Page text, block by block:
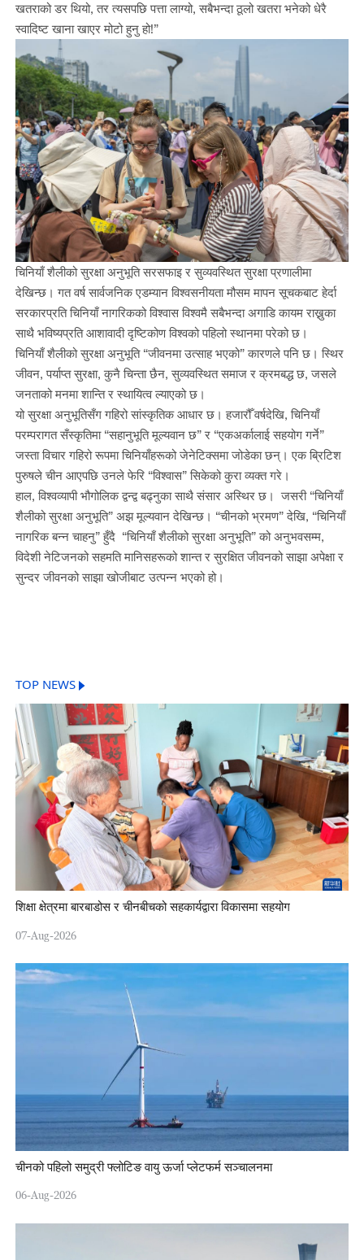
खतराको डर थियो, तर त्यसपछि पत्ता लाग्यो, सबैभन्दा ठूलो खतरा भनेको धेरै
स्वादिष्ट खाना खाएर मोटो हुनु हो!”
चिनियाँ शैलीको सुरक्षा अनुभूति सरसफाइ र सुव्यवस्थित सुरक्षा प्रणालीमा
देखिन्छ। गत वर्ष सार्वजनिक एडम्यान विश्वसनीयता मौसम मापन सूचकबाट हेर्दा
सरकारप्रति चिनियाँ नागरिकको विश्वास विश्वमै सबैभन्दा अगाडि कायम राख्नुका
साथै भविष्यप्रति आशावादी दृष्टिकोण विश्वको पहिलो स्थानमा परेको छ।
चिनियाँ शैलीको सुरक्षा अनुभूति “जीवनमा उत्साह भएको” कारणले पनि छ। स्थिर
जीवन, पर्याप्त सुरक्षा, कुनै चिन्ता छैन, सुव्यवस्थित समाज र क्रमबद्ध छ, जसले
जनताको मनमा शान्ति र स्थायित्व ल्याएको छ।
यो सुरक्षा अनुभूतिसँग गहिरो सांस्कृतिक आधार छ। हजारौँ वर्षदेखि, चिनियाँ
परम्परागत सँस्कृतिमा “सहानुभूति मूल्यवान छ” र “एकअर्कालाई सहयोग गर्ने”
जस्ता विचार गहिरो रूपमा चिनियाँहरूको जेनेटिक्समा जोडेका छन्। एक ब्रिटिश
पुरुषले चीन आएपछि उनले फेरि “विश्वास” सिकेको कुरा व्यक्त गरे।
हाल, विश्वव्यापी भौगोलिक द्वन्द्व बढ्नुका साथै संसार अस्थिर छ। जसरी “चिनियाँ
शैलीको सुरक्षा अनुभूति” अझ मूल्यवान देखिन्छ। “चीनको भ्रमण” देखि, “चिनियाँ
नागरिक बन्न चाहनु” हुँदै “चिनियाँ शैलीको सुरक्षा अनुभूति” को अनुभवसम्म,
विदेशी नेटिजनको सहमति मानिसहरूको शान्त र सुरक्षित जीवनको साझा अपेक्षा र
सुन्दर जीवनको साझा खोजीबाट उत्पन्न भएको हो।
TOP NEWS
शिक्षा क्षेत्रमा बारबाडोस र चीनबीचको सहकार्यद्वारा विकासमा सहयोग
07-Aug-2026
चीनको पहिलो समुद्री फ्लोटिङ वायु ऊर्जा प्लेटफर्म सञ्चालनमा
06-Aug-2026